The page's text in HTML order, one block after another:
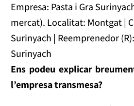
Empresa: Pasta i Gra
mercat). Localitat: Montgat |
Surinyach | Reemprenedor
Surinyach
Ens podeu explicar
l’empresa transmesa?